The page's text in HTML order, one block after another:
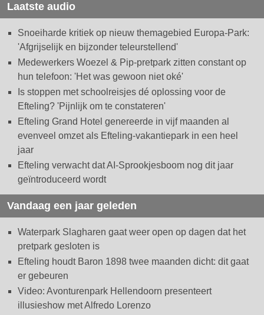
Laatste audio
Snoeiharde kritiek op nieuw themagebied Europa-Park:
'Afgrijselijk en bijzonder teleurstellend'
Medewerkers Woezel & Pip-pretpark zitten constant op
hun telefoon: 'Het was gewoon niet oké'
Is stoppen met schoolreisjes dé oplossing voor de
Efteling? 'Pijnlijk om te constateren'
Efteling Grand Hotel genereerde in vijf maanden al
evenveel omzet als Efteling-vakantiepark in een heel
jaar
Efteling verwacht dat AI-Sprookjesboom nog dit jaar
geïntroduceerd wordt
Vandaag een jaar geleden
Waterpark Slagharen gaat weer open op dagen dat het
pretpark gesloten is
Efteling houdt Baron 1898 twee maanden dicht: dit gaat
er gebeuren
Video: Avonturenpark Hellendoorn presenteert
illusieshow met Alfredo Lorenzo